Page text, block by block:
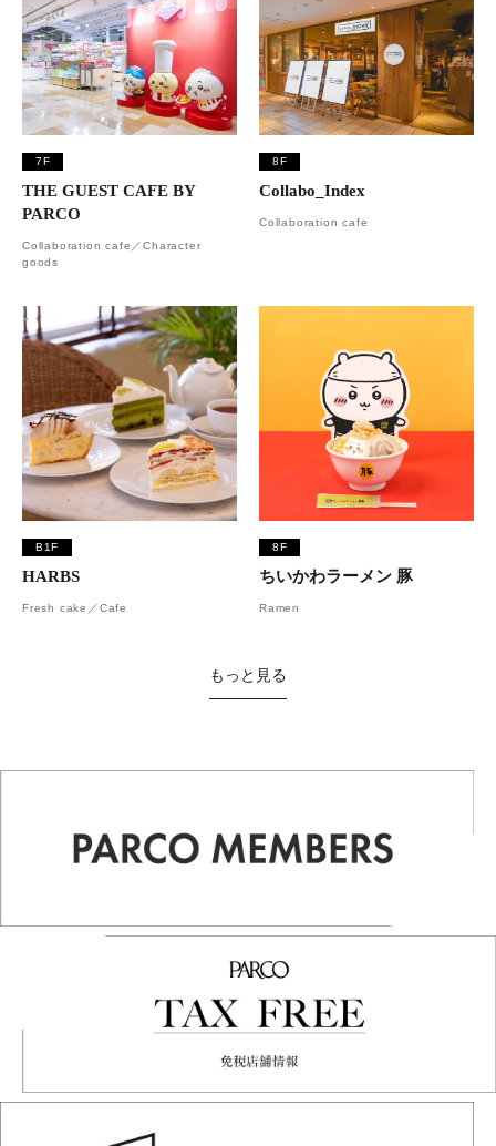
7F
THE GUEST CAFE BY
PARCO
Collaboration cafe／Character
goods
8F
Collabo_Index
Collaboration cafe
B1F
HARBS
Fresh cake／Cafe
8F
ちいかわラーメン 豚
Ramen
もっと見る